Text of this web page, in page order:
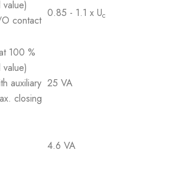
contact
0.85 - 1.1 x Uc
100 %
auxiliary
closing
25 VA
4.6 VA